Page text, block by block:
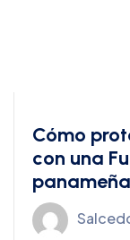
Cómo
con una
panameña